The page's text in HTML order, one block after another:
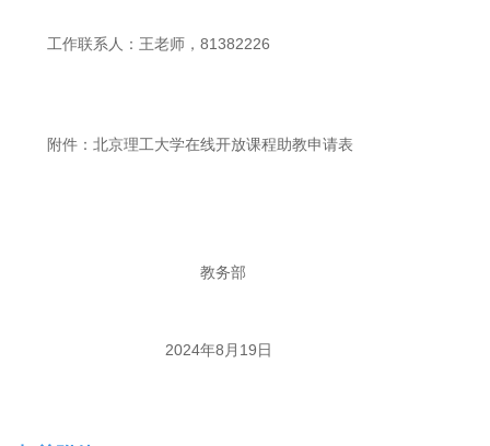
工作联系人：王老师，81382226
附件：北京理工大学在线开放课程助教申请表
教务部
2024年8月19日